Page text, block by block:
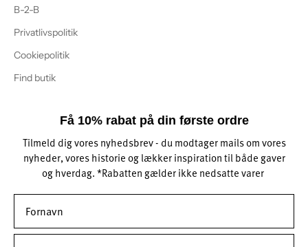
B-2-B
Privatlivspolitik
Cookiepolitik
Find butik
Få 10% rabat på din første ordre
Tilmeld dig vores nyhedsbrev - du modtager mails om vores
nyheder, vores historie og lækker inspiration til både gaver
og hverdag. *Rabatten gælder ikke nedsatte varer